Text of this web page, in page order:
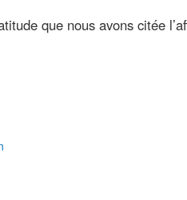
que nous avons citée